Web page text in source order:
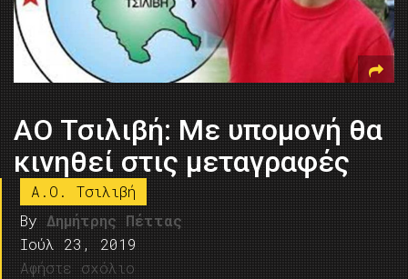
ΑΟ Τσιλιβή: Mε υπομονή θα
κινηθεί στις μεταγραφές
Α.Ο. Τσιλιβή
By Δημήτρης Πέττας
Ιούλ 23, 2019
Αφήστε σχόλιο